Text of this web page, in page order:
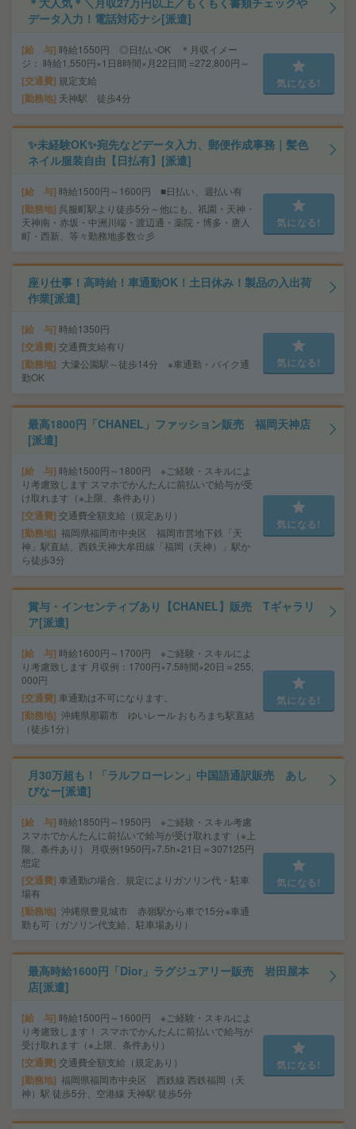
データ入力！電話対応ナシ[派遣]
給 与 時給1550円 ◎日払いOK ＊月収イメー
ジ： 時給1,550円×1日8時間×月22日間 =272,800円～
交通費 規定支給
勤務地 天神駅 徒歩4分
気になる!
✨未経験OK✨宛先などデータ入力、郵便作成事務｜髪色
ネイル服装自由【日払有】[派遣]
給 与 時給1500円～1600円 ■日払い、週払い有
勤務地 呉服町駅より徒歩5分～他にも、祇園・天神・
天神南・赤坂・中洲川端・渡辺通・薬院・博多・唐人
町・西新、等々勤務地多数☆彡
気になる!
座り仕事！高時給！車通勤OK！土日休み！製品の入出荷
作業[派遣]
給 与 時給1350円
交通費 交通費支給有り
勤務地
大濠公園駅～徒歩14分 ※車通勤・バイク通
勤OK
気になる!
最高1800円「CHANEL」ファッション販売 福岡天神店
[派遣]
給 与 時給1500円～1800円 ※ご経験・スキルによ
り考慮致します スマホでかんたんに前払いで給与が受
け取れます（※上限、条件あり）
交通費 交通費全額支給（規定あり）
勤務地 福岡県福岡市中央区 福岡市営地下鉄「天
神」駅直結、西鉄天神大牟田線「福岡（天神）」駅か
ら徒歩3分
気になる!
賞与・インセンティブあり【CHANEL】販売 Tギャラリ
ア[派遣]
給 与 時給1600円～1700円 ※ご経験・スキルによ
り考慮致します 月収例：1700円×7.5時間×20日＝255,
000円
交通費 車通勤は不可になります。
勤務地 沖縄県那覇市 ゆいレール おもろまち駅直結
（徒歩1分）
気になる!
月30万超も！「ラルフローレン」中国語通訳販売 あし
びなー[派遣]
給 与 時給1850円～1950円 ※ご経験・スキル考慮
スマホでかんたんに前払いで給与が受け取れます（※上
限、条件あり） 月収例1950円×7.5h×21日＝307125円
想定
交通費 車通勤の場合、規定によりガソリン代・駐車
場有
勤務地 沖縄県豊見城市 赤嶺駅から車で15分※車通
勤も可（ガソリン代支給、駐車場あり）
気になる!
最高時給1600円「Dior」ラグジュアリー販売 岩田屋本
店[派遣]
給 与 時給1500円～1600円 ※ご経験・スキルによ
り考慮致します！ スマホでかんたんに前払いで給与が
受け取れます（※上限、条件あり）
交通費 交通費全額支給（規定あり）
勤務地 福岡県福岡市中央区 西鉄線 西鉄福岡（天
神）駅 徒歩5分、空港線 天神駅 徒歩5分
気になる!